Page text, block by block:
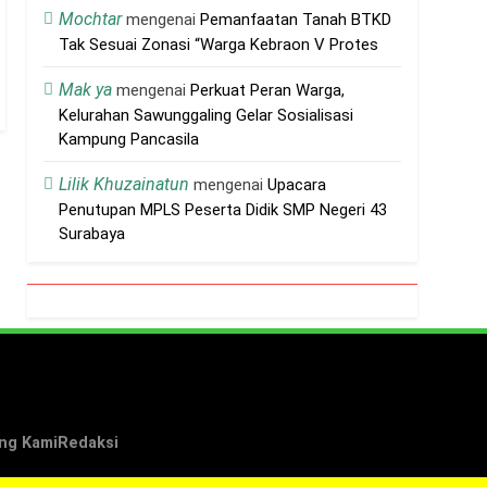
Pastor yang Baru Berkarya
MochtarmengenaiPemanfaatan Tanah BTKD
Tak Sesuai Zonasi “Warga Kebraon V Protes
Mak ya mengenaiPerkuat Peran Warga,
Kelurahan Sawunggaling Gelar Sosialisasi
Kampung Pancasila
Lilik Khuzainatun mengenaiUpacara
Penutupan MPLS Peserta Didik SMP Negeri 43
Surabaya
Kami Redaksi